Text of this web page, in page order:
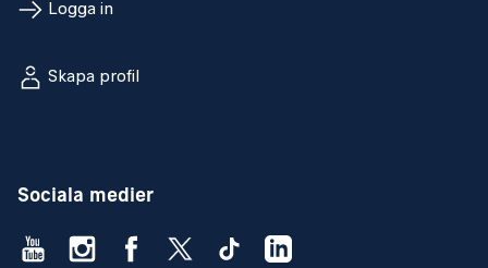
Logga in
Skapa profil
Sociala medier